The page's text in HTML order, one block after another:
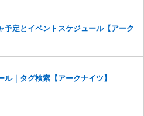
弊社に損害の及ぶ内容の書き込みがあ
ただく場合もございますので、あら
予定とイベントスケジュール【アーク
ル｜タグ検索【アークナイツ】